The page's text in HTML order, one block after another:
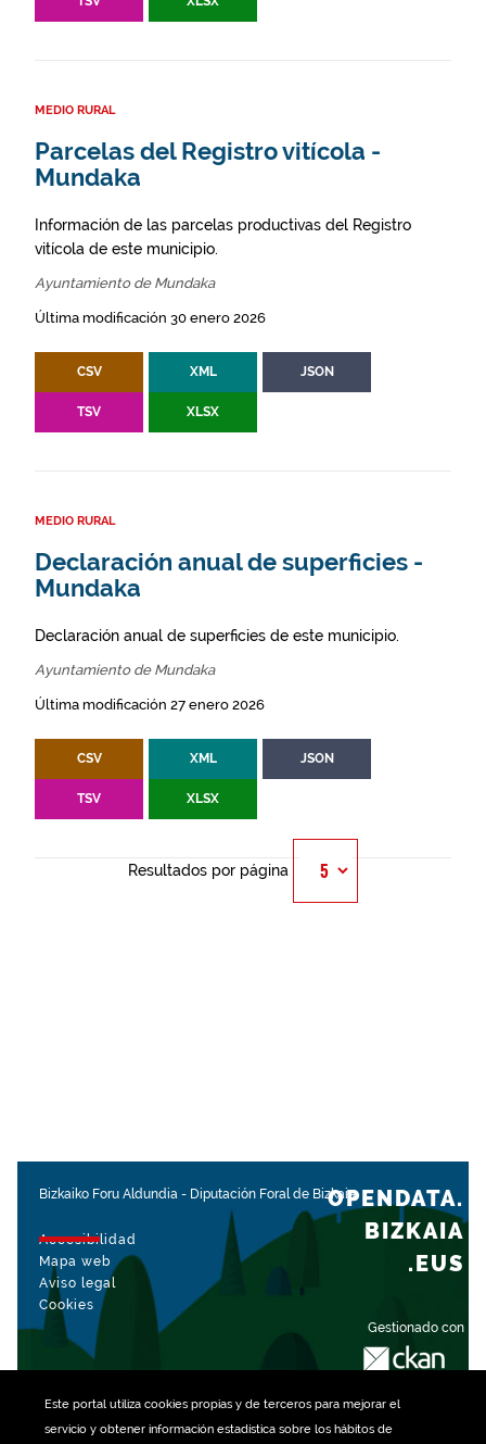
Este portal utiliza cookiespropias y de terceros para mejorar el
servicio y obtener información estadística sobre los hábitos de
MEDIO RURAL
Parcelas del Registro vitícola -
Mundaka
Información de las parcelas productivas del Registro
vitícola de este municipio.
Ayuntamiento de Mundaka
Última modificación 30 enero 2026
CSV XML JSON
TSV XLSX
MEDIO RURAL
Declaración anual de superficies -
Mundaka
Declaración anual de superficies de este municipio.
Ayuntamiento de Mundaka
Última modificación 27 enero 2026
CSV XML JSON
TSV XLSX
Resultados por página
Bizkaiko Foru Aldundia - Diputación Foral de Bizkaia
Accesibilidad
Mapa web
Aviso legal
Cookies
Gestionado con
OPENDATA.
BIZKAIA
.EUS